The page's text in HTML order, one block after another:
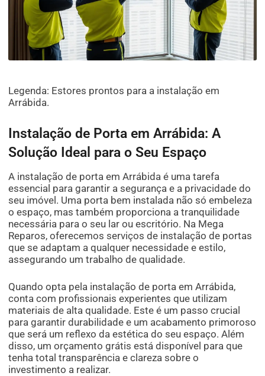
Legenda: Estores prontos para a instalação em
Arrábida.
Instalação de Porta em Arrábida: A
Solução Ideal para o Seu Espaço
A instalação de porta em Arrábida é uma tarefa
essencial para garantir a segurança e a privacidade do
seu imóvel. Uma porta bem instalada não só embeleza
o espaço, mas também proporciona a tranquilidade
necessária para o seu lar ou escritório. Na Mega
Reparos, oferecemos serviços de instalação de portas
que se adaptam a qualquer necessidade e estilo,
assegurando um trabalho de qualidade.
Quando opta pela instalação de porta em Arrábida,
conta com profissionais experientes que utilizam
materiais de alta qualidade. Este é um passo crucial
para garantir durabilidade e um acabamento primoroso
que será um reflexo da estética do seu espaço. Além
disso, um orçamento grátis está disponível para que
tenha total transparência e clareza sobre o
investimento a realizar.